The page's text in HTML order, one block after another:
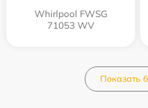
Whirlpool FWSG
71053 WV
Показать